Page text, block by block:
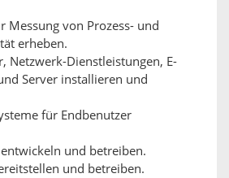
Messung von Prozess- und
erheben.
Netzwerk-Dienstleistungen, E-
Server installieren und
für Endbenutzer
und betreiben.
und betreiben.